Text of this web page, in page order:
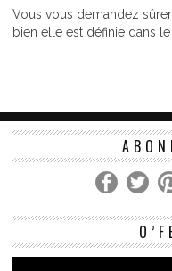
Vous vous demandez
bien elle est définie dans le